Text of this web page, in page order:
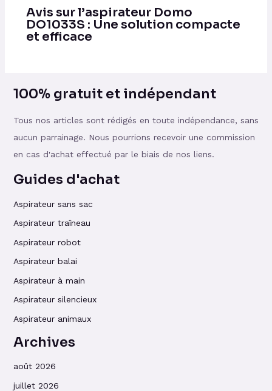
Avis sur l’aspirateur Domo
DO1033S : Une solution compacte
et efficace
100% gratuit et indépendant
Tous nos articles sont rédigés en toute indépendance, sans
aucun parrainage. Nous pourrions recevoir une commission
en cas d'achat effectué par le biais de nos liens.
Guides d'achat
Aspirateur sans sac
Aspirateur traîneau
Aspirateur robot
Aspirateur balai
Aspirateur à main
Aspirateur silencieux
Aspirateur animaux
Archives
août 2026
juillet 2026